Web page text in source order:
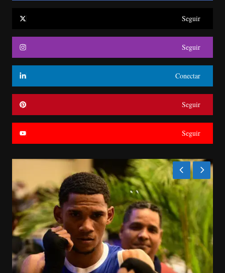
Seguir
Seguir
Conectar
Seguir
Seguir